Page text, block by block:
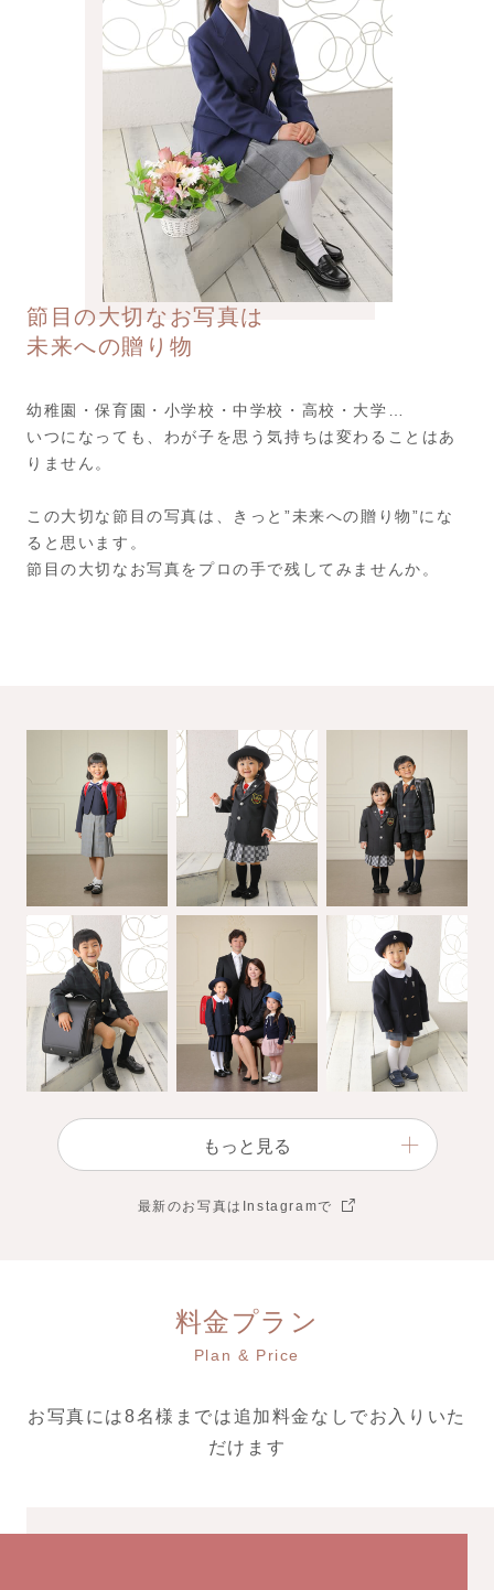
節目の大切なお写真は
未来への贈り物
幼稚園・保育園・小学校・中学校・高校・大学…
いつになっても、わが子を思う気持ちは変わることはあ
りません。
この大切な節目の写真は、きっと”未来への贈り物”にな
ると思います。
節目の大切なお写真をプロの手で残してみませんか。
もっと見る
最新のお写真はInstagramで
料金プラン
Plan & Price
お写真には8名様までは追加料金なしでお入りいた
だけます